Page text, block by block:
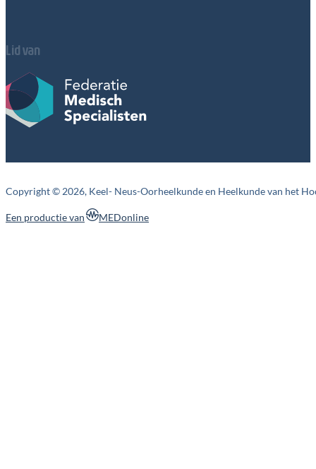
Lid van
Copyright © 2026, Keel- Neus-Oorheelkunde en Heelkunde van het
MEDonline